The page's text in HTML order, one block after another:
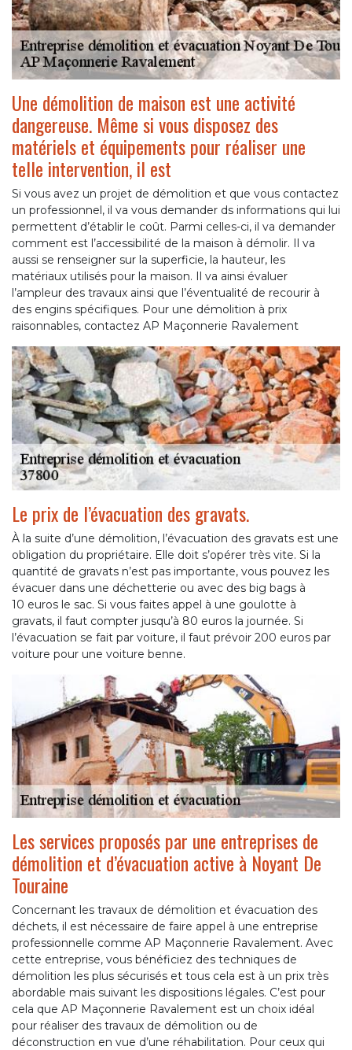
Une démolition de maison est une activité
dangereuse. Même si vous disposez des
matériels et équipements pour réaliser une
telle intervention, il est
Si vous avez un projet de démolition et que vous contactez
un professionnel, il va vous demander ds informations qui lui
permettent d’établir le coût. Parmi celles-ci, il va demander
comment est l’accessibilité de la maison à démolir. Il va
aussi se renseigner sur la superficie, la hauteur, les
matériaux utilisés pour la maison. Il va ainsi évaluer
l’ampleur des travaux ainsi que l’éventualité de recourir à
des engins spécifiques. Pour une démolition à prix
raisonnables, contactez AP Maçonnerie Ravalement
Le prix de l’évacuation des gravats.
À la suite d’une démolition, l’évacuation des gravats est une
obligation du propriétaire. Elle doit s’opérer très vite. Si la
quantité de gravats n’est pas importante, vous pouvez les
évacuer dans une déchetterie ou avec des big bags à
10 euros le sac. Si vous faites appel à une goulotte à
gravats, il faut compter jusqu’à 80 euros la journée. Si
l’évacuation se fait par voiture, il faut prévoir 200 euros par
voiture pour une voiture benne.
Les services proposés par une entreprises de
démolition et d’évacuation active à Noyant De
Touraine
Concernant les travaux de démolition et évacuation des
déchets, il est nécessaire de faire appel à une entreprise
professionnelle comme AP Maçonnerie Ravalement. Avec
cette entreprise, vous bénéficiez des techniques de
démolition les plus sécurisés et tous cela est à un prix très
abordable mais suivant les dispositions légales. C’est pour
cela que AP Maçonnerie Ravalement est un choix idéal
pour réaliser des travaux de démolition ou de
déconstruction en vue d’une réhabilitation. Pour ceux qui